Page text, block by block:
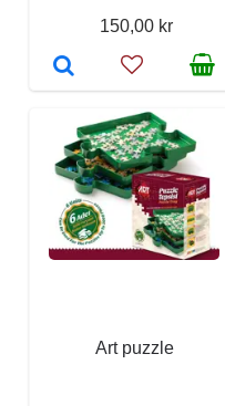
150,00 kr
Art puzzle